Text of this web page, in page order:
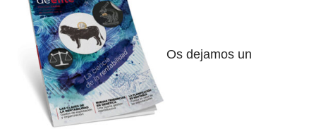
Os dejamos un